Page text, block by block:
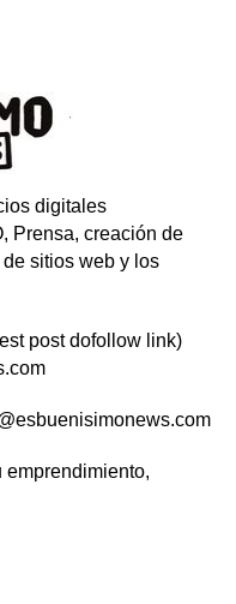
digitales
Prensa, creación de
sitios web y los
post dofollow link)
emprendimiento,